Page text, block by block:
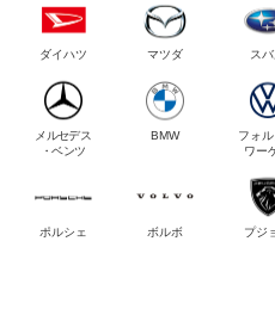
ダイハツ マツダ ス
メルセデス
・ベンツ
BMW
フォル
ワー
ポルシェ ボルボ プジ